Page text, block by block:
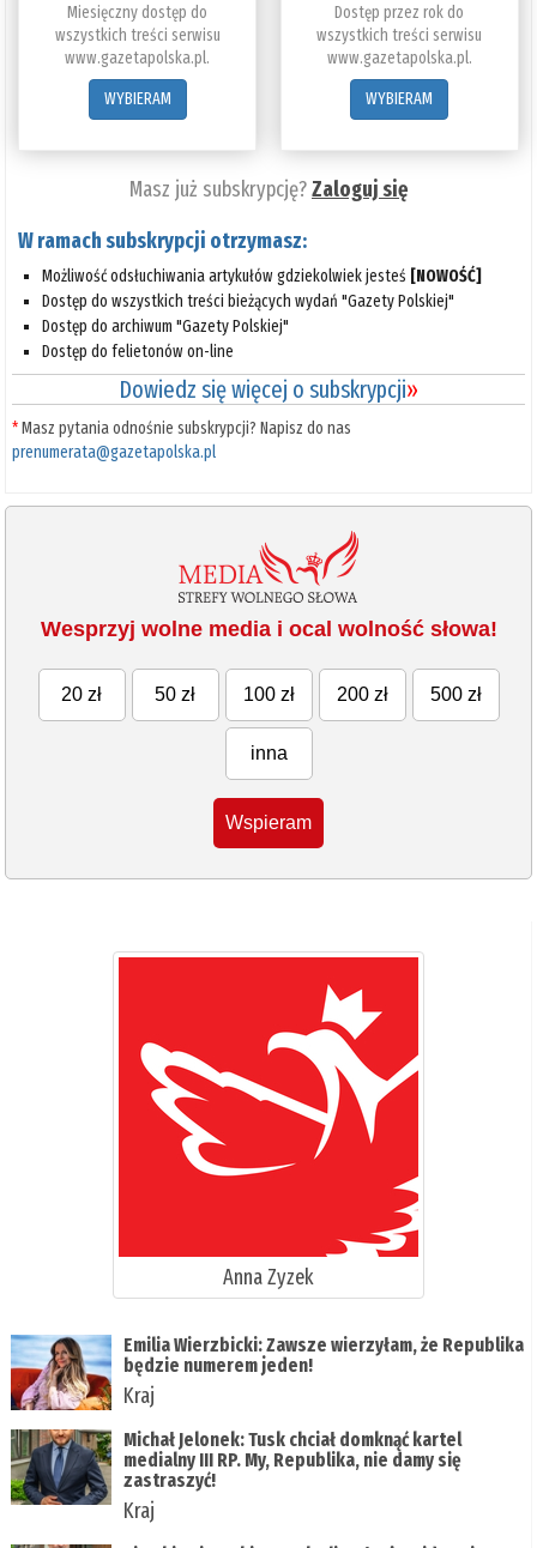
Miesięczny dostęp do
wszystkich treści serwisu
www.gazetapolska.pl.
WYBIERAM
Dostęp przez rok do
wszystkich treści serwisu
www.gazetapolska.pl.
WYBIERAM
Masz już subskrypcję?Zaloguj się
W ramach subskrypcji otrzymasz:
Możliwość odsłuchiwania artykułów gdziekolwiek jesteś [NOWOŚĆ]
Dostęp do wszystkich treści bieżących wydań "Gazety Polskiej"
Dostęp do archiwum "Gazety Polskiej"
Dostęp do felietonów on-line
Dowiedz się więcej o subskrypcji»
*Masz pytania odnośnie subskrypcji? Napisz do nas
prenumerata@gazetapolska.pl
Wesprzyj wolne media i ocal wolność słowa!
20 zł 50 zł 100 zł 200 zł 500 zł
inna
Wspieram
Anna Zyzek
Emilia Wierzbicki: Zawsze wierzyłam, że Republika
będzie numerem jeden!
Kraj
Michał Jelonek: Tusk chciał domknąć kartel
medialny III RP. My, Republika, nie damy się
zastraszyć!
Kraj